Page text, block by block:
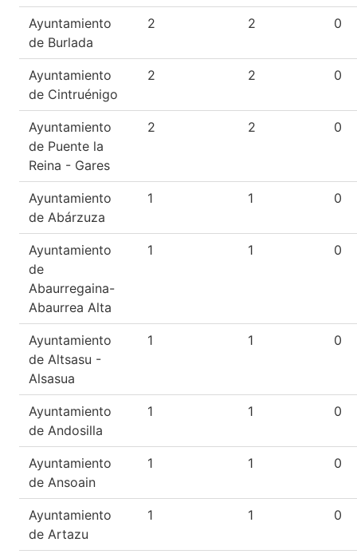
Ayuntamiento
de Burlada
2 2 0
Ayuntamiento
de Cintruénigo
2 2 0
Ayuntamiento
de Puente la
Reina - Gares
2 2 0
Ayuntamiento
de Abárzuza
1 1 0
Ayuntamiento
de
Abaurregaina-
Abaurrea Alta
1 1 0
Ayuntamiento
de Altsasu -
Alsasua
1 1 0
Ayuntamiento
de Andosilla
1 1 0
Ayuntamiento
de Ansoain
1 1 0
Ayuntamiento
de Artazu
1 1 0